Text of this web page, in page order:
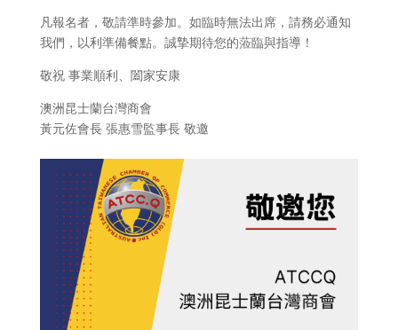
凡報名者，敬請準時參加。如臨時無法出席，請務必通知
我們，以利準備餐點。誠摯期待您的蒞臨與指導！
敬祝 事業順利、闔家安康
澳洲昆士蘭台灣商會
黃元佐會長 張惠雪監事長 敬邀